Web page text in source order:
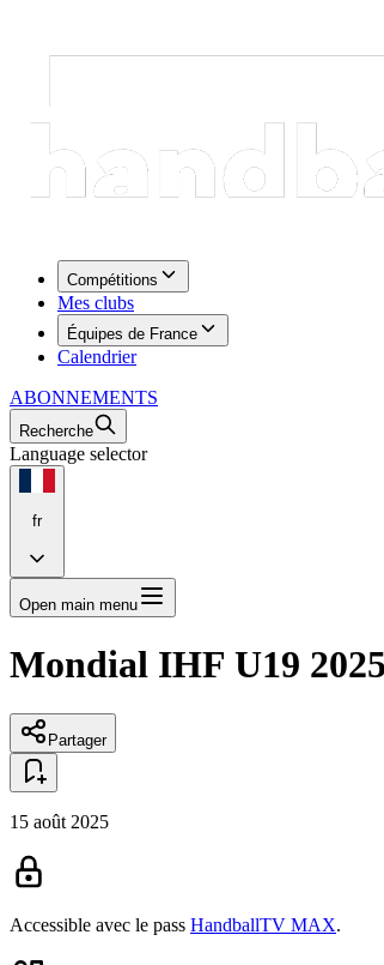
Compétitions
Mes clubs
Équipes de France
Calendrier
ABONNEMENTS
Recherche
Language selector
fr
Open main menu
Mondial IHF U19
Partager
15 août 2025
Accessible avec le pass HandballTV MAX.